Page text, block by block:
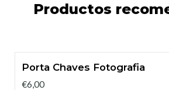
Productos
Porta Chaves Fotografia
€6,00